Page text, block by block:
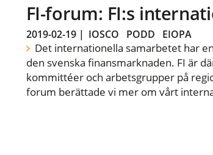
FI-forum: FI:s
2019-02-19| IOSCO PODD EIOPA
Det internationella samarbetet har
den svenska finansmarknaden. FI är
kommittéer och arbetsgrupper på
forum berättade vi mer om vårt